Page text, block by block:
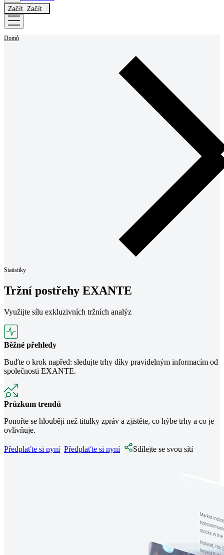
Začít Začít
Domů
Statistiky
Tržní postřehy EXANTE
Využijte sílu exkluzivních tržních analýz
Běžné přehledy
Buďte o krok napřed: sledujte trhy díky pravidelným informacím od
společnosti EXANTE.
Průzkum trendů
Ponořte se hlouběji než titulky zpráv a zjistěte, co hýbe trhy a co je
ovlivňuje.
Předplaťte si nyní Předplaťte si nyní Sdílejte se svou sítí